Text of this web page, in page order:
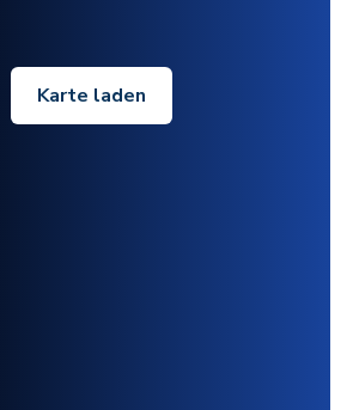
Karte laden